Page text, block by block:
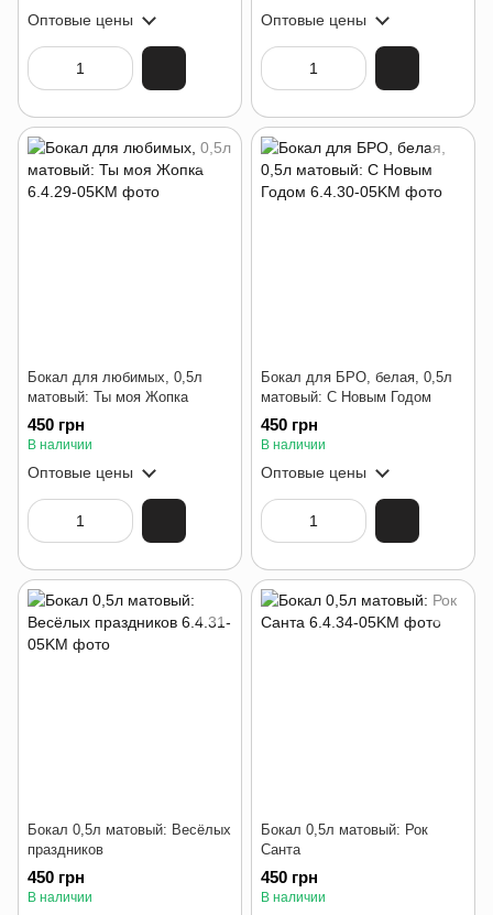
Оптовые цены Оптовые цены
Бокал для любимых, 0,5л
матовый: Ты моя Жопка
450 грн
В наличии
Оптовые цены
Бокал для БРО, белая, 0,5л
матовый: С Новым Годом
450 грн
В наличии
Оптовые цены
Бокал 0,5л матовый: Весёлых
праздников
450 грн
В наличии
Бокал 0,5л матовый: Рок
Санта
450 грн
В наличии